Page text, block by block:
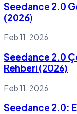
Seedance 2.0
(2026)
Feb 11, 2026
Seedance 2.0
Rehberi (2026)
Feb 11, 2026
Seedance 2.0: